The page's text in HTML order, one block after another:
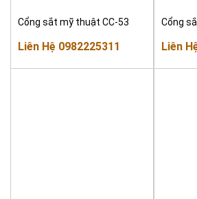
Cổng sắt mỹ thuật CC-53
Liên Hệ 0982225311
Cổng
Liên